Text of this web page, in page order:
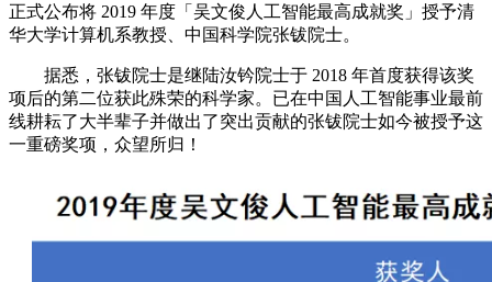
正式公布将 2019 年度「吴文俊人工智能最高成就奖」授予清
华大学计算机系教授、中国科学院张钹院士。
据悉，张钹院士是继陆汝钤院士于 2018 年首度获得该奖
项后的第二位获此殊荣的科学家。已在中国人工智能事业最前
线耕耘了大半辈子并做出了突出贡献的张钹院士如今被授予这
一重磅奖项，众望所归！